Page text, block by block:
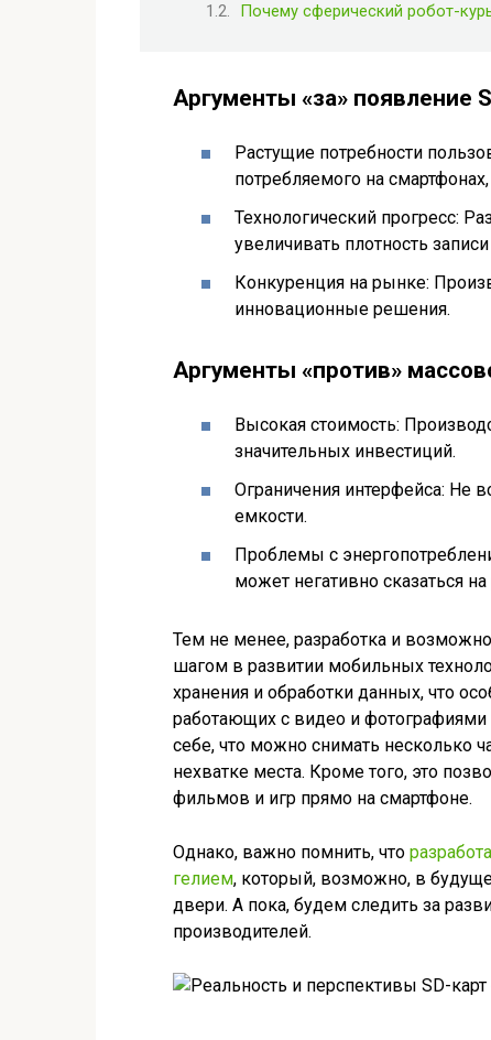
Почему сферический робот-
Аргументы «за» появление
Растущие потребности
потребляемого на смартфонах,
Технологический прогресс:
увеличивать плотность
Конкуренция на рынке:
инновационные решения.
Аргументы «против»
Высокая стоимость:
значительных инвестиций.
Ограничения интерфейса: Не
емкости.
Проблемы с
может негативно сказаться на
Тем не менее, разработка и
шагом в развитии мобильных
хранения и обработки данных, что
работающих с видео и
себе, что можно снимать несколько
нехватке места. Кроме того, это
фильмов и игр прямо на смартфоне.
Однако, важно помнить, что
гелием, который, возможно, в
двери. А пока, будем следить за
производителей.